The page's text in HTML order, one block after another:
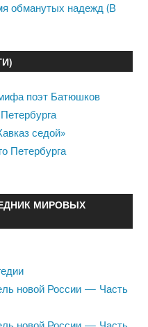
обманутых надежд (В
поэт Батюшков
седой»
Петербурга
МИРОВЫХ
новой России — Часть